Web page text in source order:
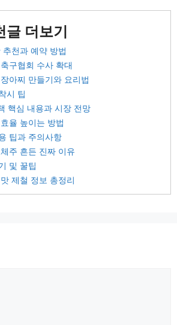
더보기
천과 예약 방법
구협회 수사 확대
아찌 만들기와 요리법
시 팁
핵심 내용과 시장 전망
율 높이는 방법
팁과 주의사항
주 흔든 진짜 이유
및 꿀팁
제철 정보 총정리